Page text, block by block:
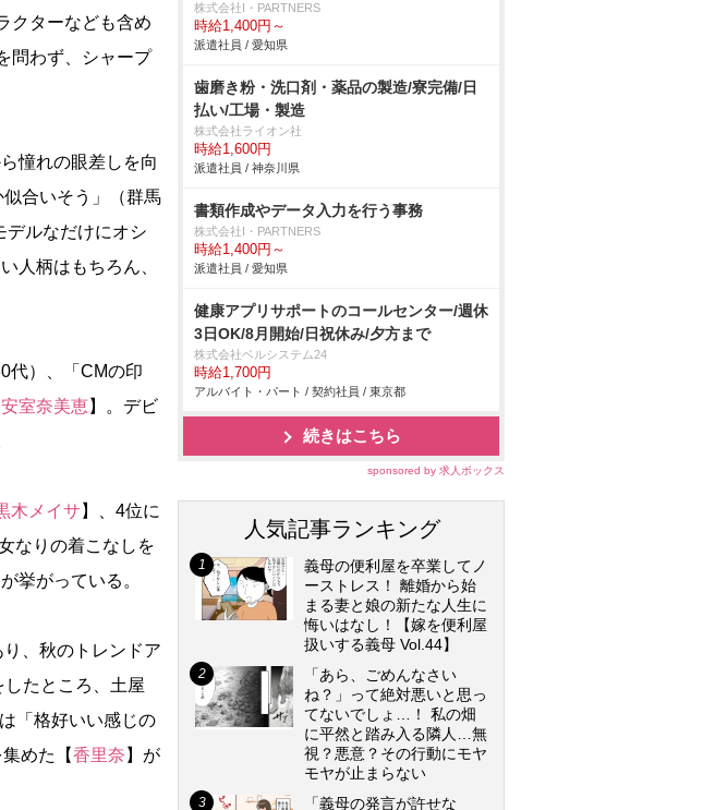
クターなども含め
問わず、シャープ
憧れの眼差しを向
合いそう」（群馬
デルなだけにオシ
人柄はもちろん、
代）、「CMの印
安室奈美恵】。デビ
木メイサ 】、4位に
なりの着こなしを
挙がっている。
、秋のトレンドア
したところ、土屋
「格好いい感じの
めた【香里奈 】が
株式会社I・PARTNERS
時給1,400円～
派遣社員 / 愛知県
歯磨き粉・洗口剤・薬品の製造/寮完備/日
払い/工場・製造
株式会社ライオン社
時給1,600円
派遣社員 / 神奈川県
書類作成やデータ入力を行う事務
株式会社I・PARTNERS
時給1,400円～
派遣社員 / 愛知県
健康アプリサポートのコールセンター/週休
3日OK/8月開始/日祝休み/夕方まで
株式会社ベルシステム24
時給1,700円
アルバイト・パート / 契約社員 / 東京都
続きはこちら
sponsored by 求人ボックス
人気記事ランキング
義母の便利屋を卒業してノ
ーストレス！ 離婚から始
まる妻と娘の新たな人生に
悔いはなし！【嫁を便利屋
扱いする義母 Vol.44】
「あら、ごめんなさい
ね？」って絶対悪いと思っ
てないでしょ…！ 私の畑
に平然と踏み入る隣人…無
視？悪意？その行動にモヤ
モヤが止まらない
「義母の発言が許せな